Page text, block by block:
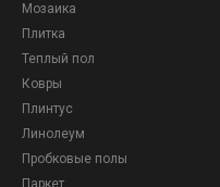
Мозаика
Плитка
Теплый пол
Ковры
Плинтус
Линолеум
Пробковые полы
Паркет